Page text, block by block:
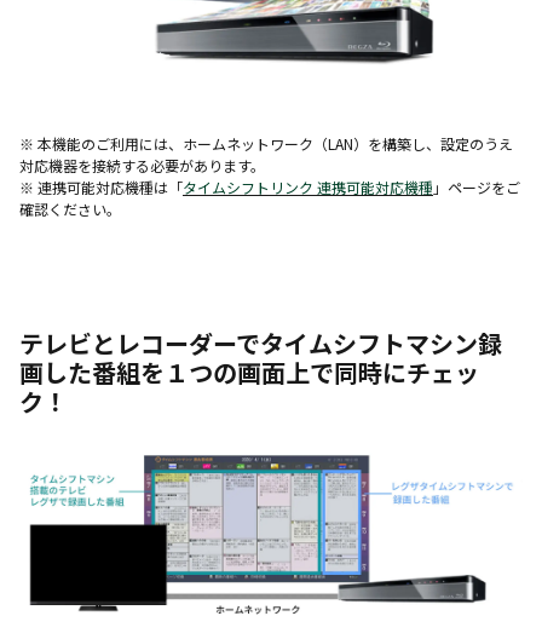
※ 本機能のご利用には、ホームネットワーク（LAN）を構築し、設定のうえ
対応機器を接続する必要があります。
※ 連携可能対応機種は「タイムシフトリンク 連携可能対応機種 」ページをご
確認ください。
テレビとレコーダーでタイムシフトマシン録
画した番組を１つの画面上で同時にチェッ
ク！